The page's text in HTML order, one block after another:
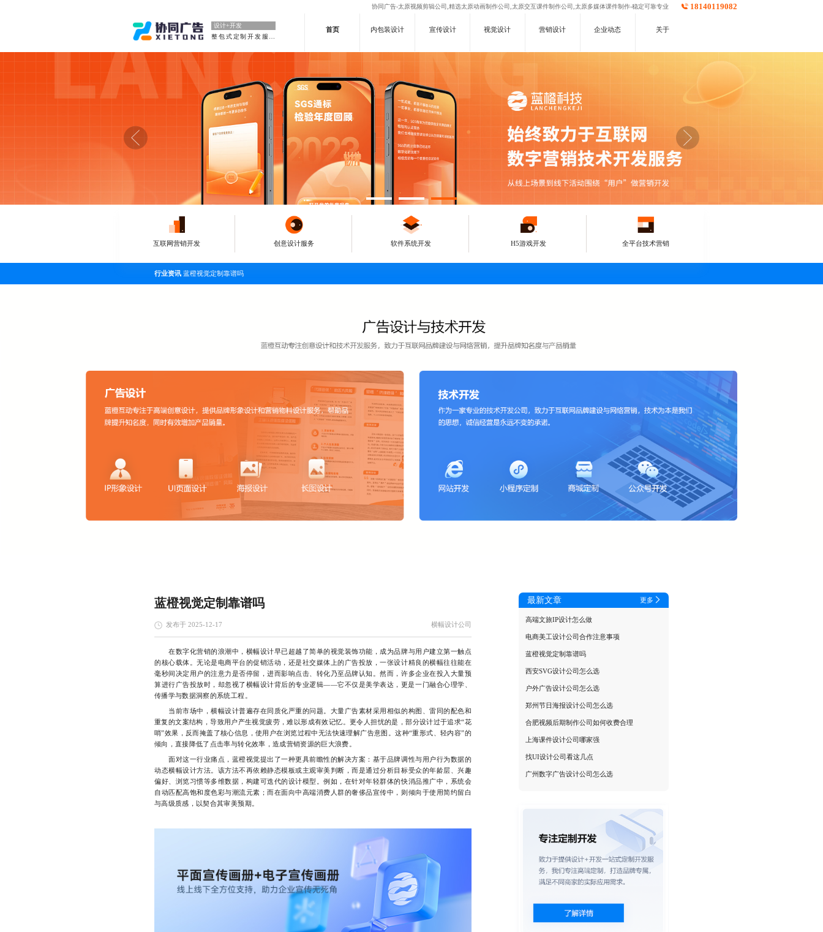
协同广告-太原视频剪辑公司,精选太原动画制作公司,太原交互课件制作公司,太原多媒体课件制作-稳定可靠专业 18140119082
设计+开发
首页 内包装设计 宣传设计 视觉设计 营销设计 企业动态 关于
互联网营销开发 创意设计服务 软件系统开发 H5游戏开发 全平台技术营销
行业资讯 蓝橙视觉定制靠谱吗
蓝橙视觉定制靠谱吗
发布于 2025-12-17 横幅设计公司
在数字化营销的浪潮中，横幅设计早已超越了简单的视觉装饰功能，成为品牌与用户建立第一触点
的核心载体。无论是电商平台的促销活动，还是社交媒体上的广告投放，一张设计精良的横幅往往能在
毫秒间决定用户的注意力是否停留，进而影响点击、转化乃至品牌认知。然而，许多企业在投入大量预
算进行广告投放时，却忽视了横幅设计背后的专业逻辑——它不仅是美学表达，更是一门融合心理学、
传播学与数据洞察的系统工程。
当前市场中，横幅设计普遍存在同质化严重的问题。大量广告素材采用相似的构图、雷同的配色和
重复的文案结构，导致用户产生视觉疲劳，难以形成有效记忆。更令人担忧的是，部分设计过于追求“花
哨”效果，反而掩盖了核心信息，使用户在浏览过程中无法快速理解广告意图。这种“重形式、轻内容”的
倾向，直接降低了点击率与转化效率，造成营销资源的巨大浪费。
面对这一行业痛点，蓝橙视觉提出了一种更具前瞻性的解决方案：基于品牌调性与用户行为数据的
动态横幅设计方法。该方法不再依赖静态模板或主观审美判断，而是通过分析目标受众的年龄层、兴趣
偏好、浏览习惯等多维数据，构建可迭代的设计模型。例如，在针对年轻群体的快消品推广中，系统会
自动匹配高饱和度色彩与潮流元素；而在面向中高端消费人群的奢侈品宣传中，则倾向于使用简约留白
与高级质感，以契合其审美预期。
最新文章 更多
高端文旅IP设计怎么做
电商美工设计公司合作注意事项
蓝橙视觉定制靠谱吗
西安SVG设计公司怎么选
户外广告设计公司怎么选
郑州节日海报设计公司怎么选
合肥视频后期制作公司如何收费合理
上海课件设计公司哪家强
找UI设计公司看这几点
广州数字广告设计公司怎么选